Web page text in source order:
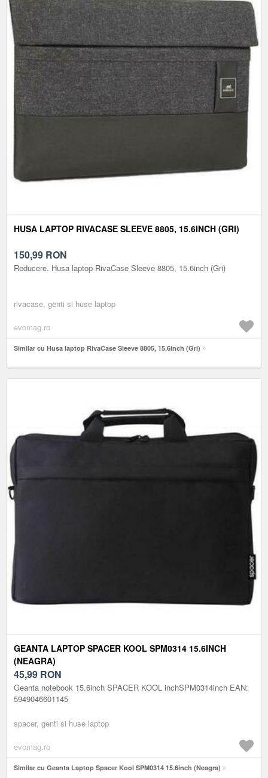
HUSA LAPTOP RIVACASE SLEEVE 8805, 15.6INCH (GRI)
150,99 RON
Reducere. Husa laptop RivaCase Sleeve 8805, 15.6inch (Gri)
rivacase, genti si huse laptop
evomag.ro
Similar cu Husa laptop RivaCase Sleeve 8805, 15.6inch (Gri)
GEANTA LAPTOP SPACER KOOL SPM0314 15.6INCH
(NEAGRA)
45,99 RON
Geanta notebook 15.6inch SPACER KOOL inchSPM0314inch EAN:
5949046601145
spacer, genti si huse laptop
evomag.ro
Similar cu Geanta Laptop Spacer Kool SPM0314 15.6inch (Neagra)